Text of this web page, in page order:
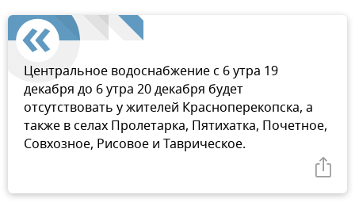
Центральное водоснабжение с 6 утра 19
декабря до 6 утра 20 декабря будет
отсутствовать у жителей Красноперекопска, а
также в селах Пролетарка, Пятихатка, Почетное,
Совхозное, Рисовое и Таврическое.